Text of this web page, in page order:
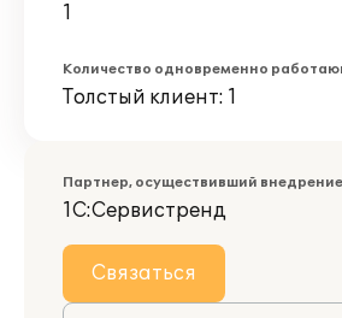
1
Количество одновременно
Толстый клиент: 1
Партнер, осуществивший
1С:Сервистренд
Связаться